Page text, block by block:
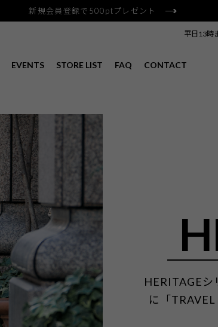
新規会員登録で500ptプレゼント
EVENTS STORE LIST FAQ CONTACT
平日13時
HERITAGEシ
に「